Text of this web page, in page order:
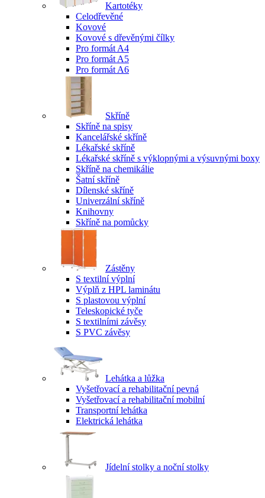
Kartotéky
Celodřevěné
Kovové
Kovové s dřevěnými čílky
Pro formát A4
Pro formát A5
Pro formát A6
Skříně
Skříně na spisy
Kancelářské skříně
Lékařské skříně
Lékařské skříně s výklopnými a výsuvnými boxy
Skříně na chemikálie
Šatní skříně
Dílenské skříně
Univerzální skříně
Knihovny
Skříně na pomůcky
Zástěny
S textilní výplní
Výplň z HPL laminátu
S plastovou výplní
Teleskopické tyče
S textilními závěsy
S PVC závěsy
Lehátka a lůžka
Vyšetřovací a rehabilitační pevná
Vyšetřovací a rehabilitační mobilní
Transportní lehátka
Elektrická lehátka
Jídelní stolky a noční stolky